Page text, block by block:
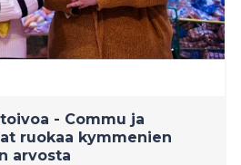
- Commu ja
ruokaa kymmenien
arvosta